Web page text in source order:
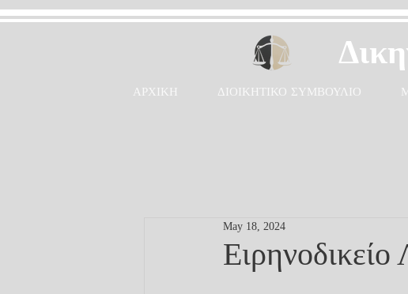
ΑΡΧΙΚΗ ΔΙΟΙΚΗΤΙΚΟ ΣΥΜΒΟΥΛΙΟ
May 18, 2024